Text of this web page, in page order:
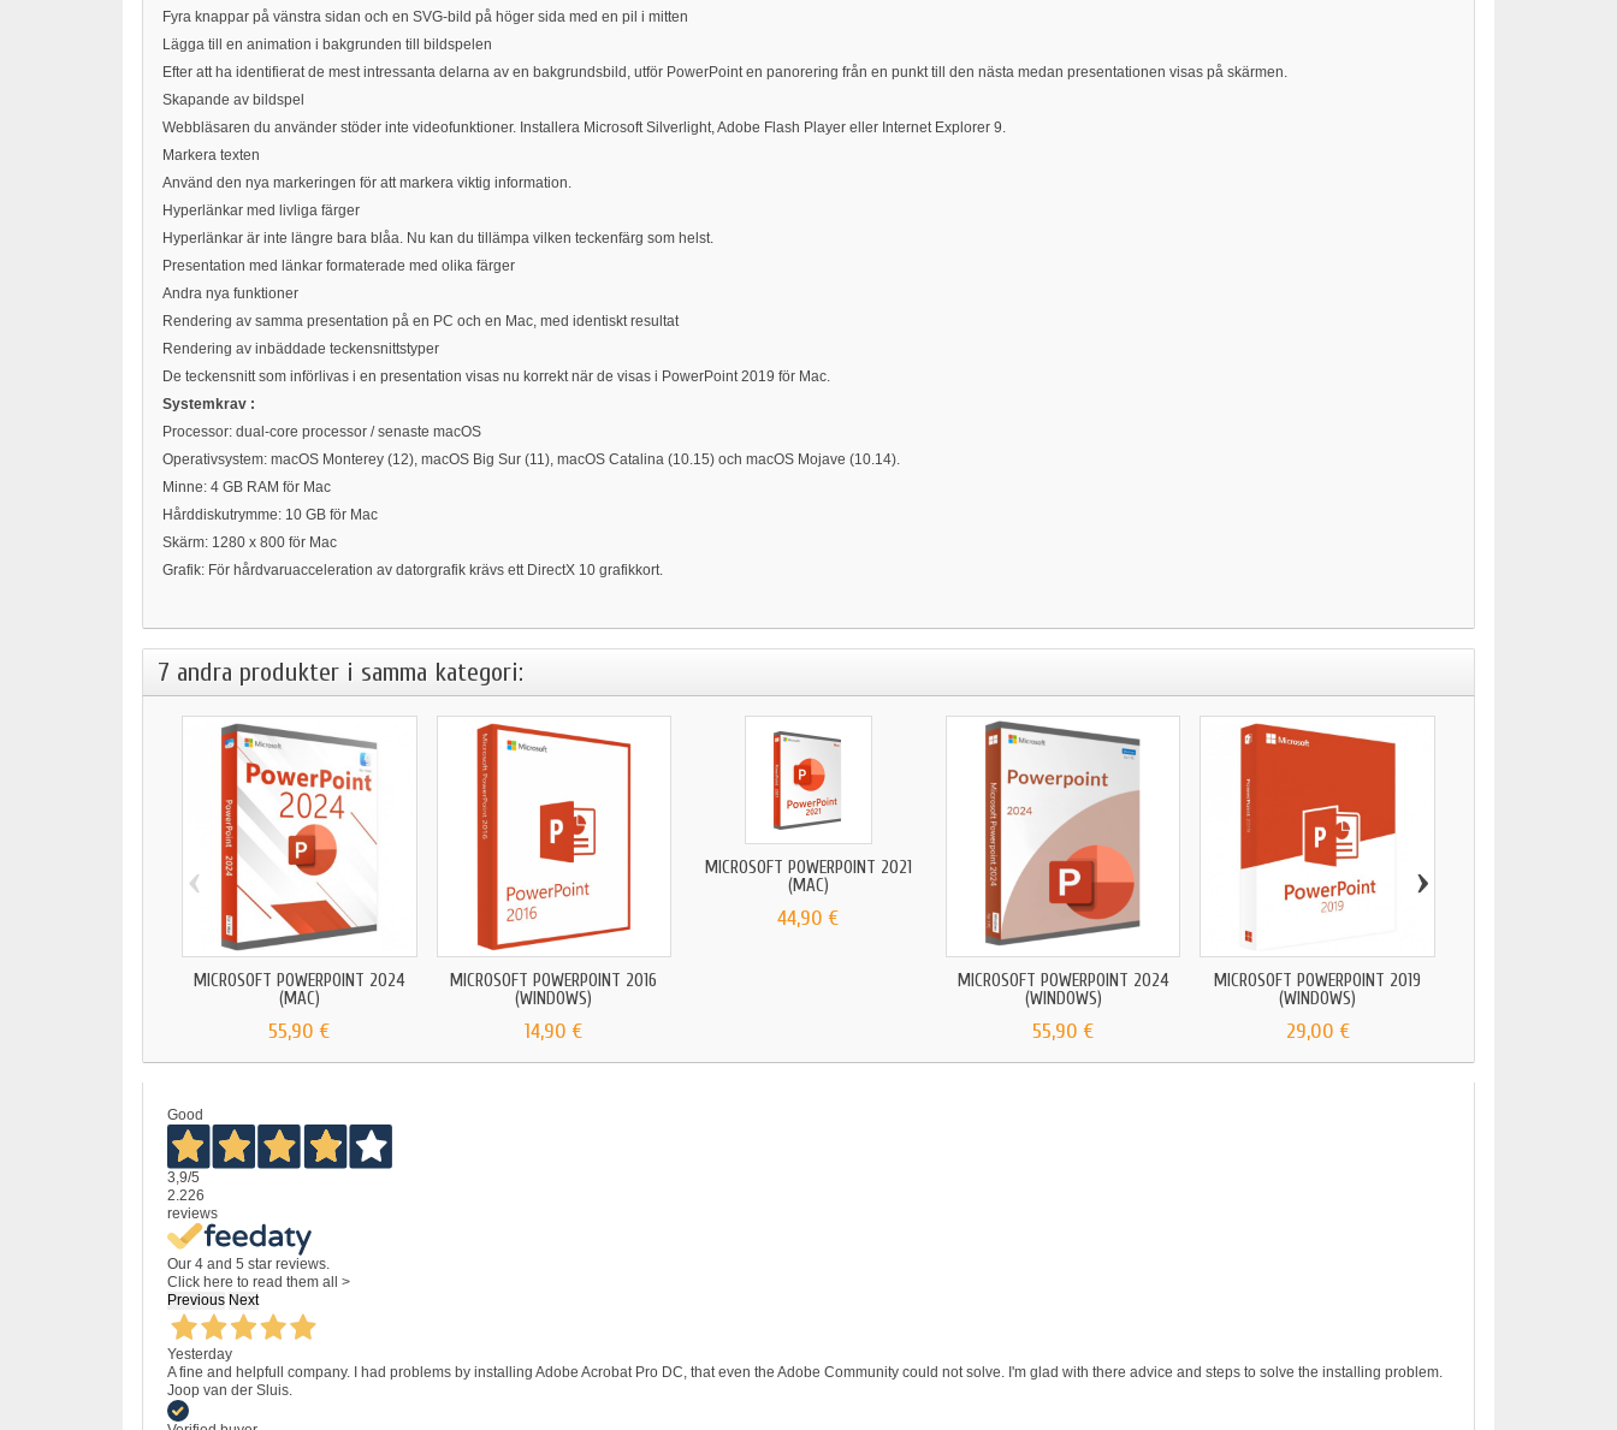
Fyra knappar på vänstra sidan och en SVG-bild på höger sida med en pil i mitten
Lägga till en animation i bakgrunden till bildspelen
Efter att ha identifierat de mest intressanta delarna av en bakgrundsbild, utför PowerPoint en panorering från en punkt till den nästa medan presentationen visas på skärmen.
Skapande av bildspel
Webbläsaren du använder stöder inte videofunktioner. Installera Microsoft Silverlight, Adobe Flash Player eller Internet Explorer 9.
Markera texten
Använd den nya markeringen för att markera viktig information.
Hyperlänkar med livliga färger
Hyperlänkar är inte längre bara blåa. Nu kan du tillämpa vilken teckenfärg som helst.
Presentation med länkar formaterade med olika färger
Andra nya funktioner
Rendering av samma presentation på en PC och en Mac, med identiskt resultat
Rendering av inbäddade teckensnittstyper
De teckensnitt som införlivas i en presentation visas nu korrekt när de visas i PowerPoint 2019 för Mac.
Systemkrav :
Processor: dual-core processor / senaste macOS
Operativsystem: macOS Monterey (12), macOS Big Sur (11), macOS Catalina (10.15) och macOS Mojave (10.14).
Minne: 4 GB RAM för Mac
Hårddiskutrymme: 10 GB för Mac
Skärm: 1280 x 800 för Mac
Grafik: För hårdvaruacceleration av datorgrafik krävs ett DirectX 10 grafikkort.
7 andra produkter i samma kategori:
MICROSOFT POWERPOINT 2024
(MAC)
55,90 €
MICROSOFT POWERPOINT 2016
(WINDOWS)
14,90 €
MICROSOFT POWERPOINT 2021
(MAC)
44,90 €
MICROSOFT POWERPOINT 2024
(WINDOWS)
55,90 €
MICROSOFT POWERPOINT 2019
(WINDOWS)
29,00 €
‹ ›
Good
3,9/5
2.226
reviews
Our 4 and 5 star reviews.
Click here to read them all >
Previous Next
Yesterday
A fine and helpfull company. I had problems by installing Adobe Acrobat Pro DC, that even the Adobe Community could not solve. I'm glad with there advice and steps to solve the installing problem.
Joop van der Sluis.